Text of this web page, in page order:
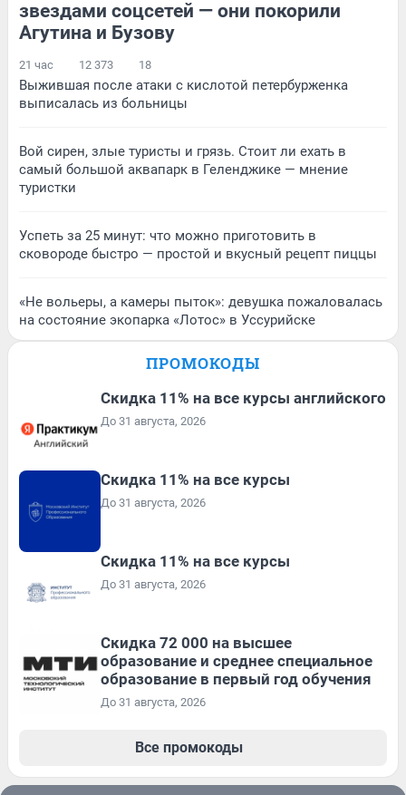
звездами соцсетей — они покорили
Агутина и Бузову
21 час 12 373 18
Выжившая после атаки с кислотой петербурженка
выписалась из больницы
Вой сирен, злые туристы и грязь. Стоит ли ехать в
самый большой аквапарк в Геленджике — мнение
туристки
Успеть за 25 минут: что можно приготовить в
сковороде быстро — простой и вкусный рецепт пиццы
«Не вольеры, а камеры пыток»: девушка пожаловалась
на состояние экопарка «Лотос» в Уссурийске
ПРОМОКОДЫ
Скидка 11% на все курсы английского
До 31 августа, 2026
Скидка 11% на все курсы
До 31 августа, 2026
Скидка 11% на все курсы
До 31 августа, 2026
Скидка 72 000 на высшее
образование и среднее специальное
образование в первый год обучения
До 31 августа, 2026
Все промокоды